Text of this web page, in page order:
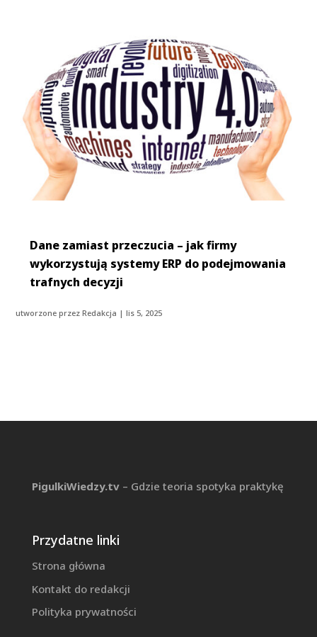
Dane zamiast przeczucia – jak firmy
wykorzystują systemy ERP do podejmowania
trafnych decyzji
utworzone przezRedakcja |lis 5, 2025
PigulkiWiedzy.tv– Gdzie teoria spotyka praktykę
Przydatne linki
Strona główna
Kontakt do redakcji
Polityka prywatności